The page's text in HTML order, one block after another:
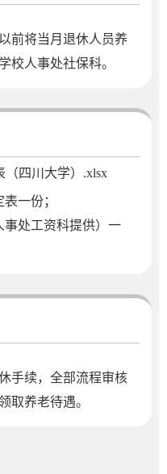
前将当月退休人员养
校人事处社保科。
（四川大学）.xlsx
一份；
事处工资科提供）一
手续，全部流程审核
取养老待遇。